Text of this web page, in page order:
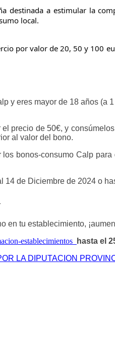
destinada a estimular la
local.
por valor de 20, 50 y 100
y eres mayor de 18 años (a
el precio de 50€, y
al valor del bono.
bonos-consumo Calp
14 de Diciembre de 2024 o
en tu establecimiento,
establecimientos
hasta el
LA DIPUTACION